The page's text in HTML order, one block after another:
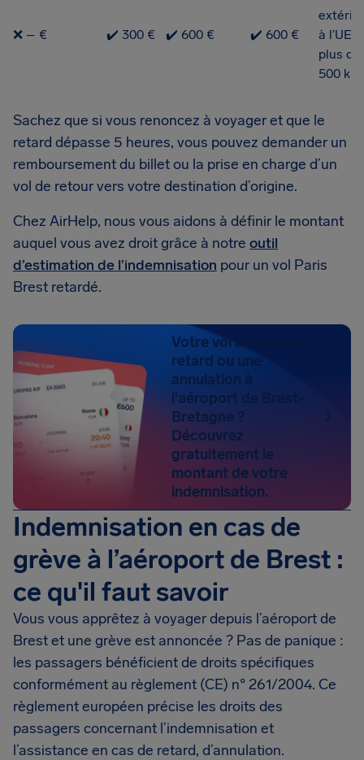
❌ – € ✔️ 300 € ✔️ 600 € ✔️ 600 €
à l’UE
plus de
500 km
Sachez que si vous renoncez à voyager et que le
retard dépasse 5 heures, vous pouvez demander un
remboursement du billet ou la prise en charge d’un
vol de retour vers votre destination d’origine.
Chez AirHelp, nous vous aidons à définir le montant
auquel vous avez droit grâce à notre outil
d’estimation de l’indemnisation pour un vol Paris
Brest retardé.
Votre vol annonce un
retard ou une
annulation à
l'aéroport de Brest-
Bretagne ?
Découvrez
gratuitement le
montant de votre
indemnisation.
Indemnisation en cas de
grève à l’aéroport de Brest :
ce qu'il faut savoir
Vous vous apprêtez à voyager depuis l’aéroport de
Brest et une grève est annoncée ? Pas de panique :
les passagers bénéficient de droits spécifiques
conformément au règlement (CE) n° 261/2004. Ce
règlement européen précise les droits des
passagers concernant l’indemnisation et
l’assistance en cas de retard, d’annulation.